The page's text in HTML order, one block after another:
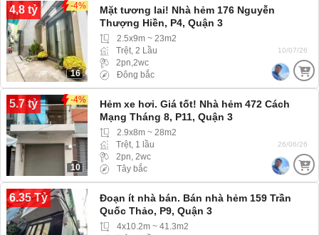
4,8 tỷ -4%
16
Mặt tương lai! Nhà hẻm 176 Nguyễn
Thượng Hiền, P4, Quận 3
2.5x9m ~ 23m2
Trệt, 2 Lầu
2pn,2wc
Đông bắc
10/07/26
5.7 tỷ -4%
10
Hẻm xe hơi. Giá tốt! Nhà hẻm 472 Cách
Mạng Tháng 8, P11, Quận 3
2.9x8m ~ 28m2
Trệt, 1 lầu
2pn, 2wc
Tây bắc
26/06/26
6.35 Tỷ
Đoạn ít nhà bán. Bán nhà hẻm 159 Trần
Quốc Thảo, P9, Quận 3
4x10.2m ~ 41.3m2